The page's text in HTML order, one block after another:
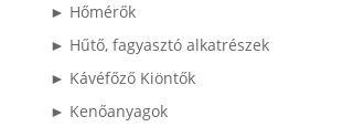
► Hőmérők
► Hűtő, fagyasztó alkatrészek
► Kávéfőző Kiöntők
► Kenőanyagok